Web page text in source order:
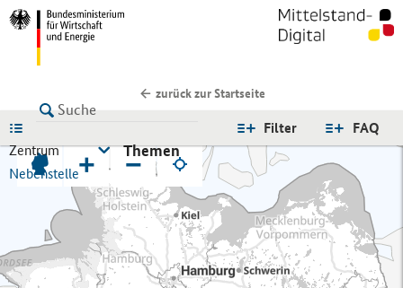
zurück zur Startseite
FAQ
Filter
Zentrum
Nebenstelle
Themen
+ −